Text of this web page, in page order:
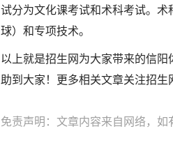
试分为文化课考试和术科考试。
球）和专项技术。
以上就是招生网为大家带来的信
助到大家！更多相关文章关注招生
免责声明：文章内容来自网络，如